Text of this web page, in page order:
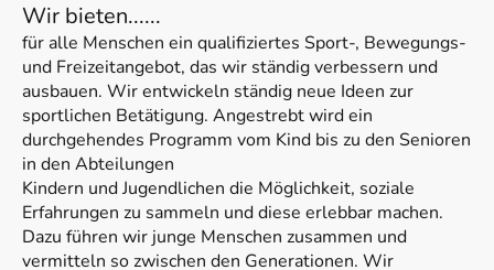
Wir bieten......
für alle Menschen ein qualifiziertes Sport-, Bewegungs-
und Freizeitangebot, das wir ständig verbessern und
ausbauen. Wir entwickeln ständig neue Ideen zur
sportlichen Betätigung. Angestrebt wird ein
durchgehendes Programm vom Kind bis zu den Senioren
in den Abteilungen
Kindern und Jugendlichen die Möglichkeit, soziale
Erfahrungen zu sammeln und diese erlebbar machen.
Dazu führen wir junge Menschen zusammen und
vermitteln so zwischen den Generationen. Wir